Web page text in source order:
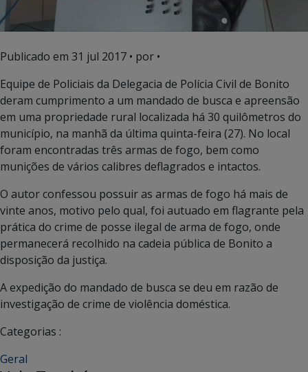
Publicado em 31 jul 2017 • por •
Equipe de Policiais da Delegacia de Polícia Civil de Bonito
deram cumprimento a um mandado de busca e apreensão
em uma propriedade rural localizada há 30 quilômetros do
município, na manhã da última quinta-feira (27). No local
foram encontradas três armas de fogo, bem como
munições de vários calibres deflagrados e intactos.
O autor confessou possuir as armas de fogo há mais de
vinte anos, motivo pelo qual, foi autuado em flagrante pela
prática do crime de posse ilegal de arma de fogo, onde
permanecerá recolhido na cadeia pública de Bonito a
disposição da justiça.
A expedição do mandado de busca se deu em razão de
investigação de crime de violência doméstica.
Categorias :
Geral